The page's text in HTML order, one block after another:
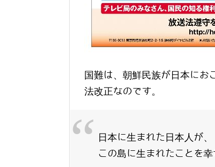
国難は、朝鮮民族が日本にお
法改正なのです。
日本に生まれた日本人が、
この島に生まれたことを